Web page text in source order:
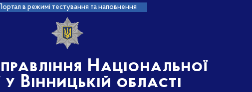
в режимі тестування та наповнення
Національної
у Вінницькій області